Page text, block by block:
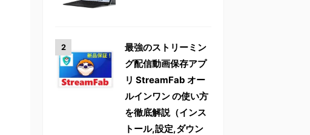
最強のストリーミン
グ配信動画保存アプ
リ StreamFab オー
ルインワン の使い方
を徹底解説（インス
トール,設定,ダウン